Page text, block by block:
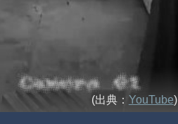
(出典： YouTube)